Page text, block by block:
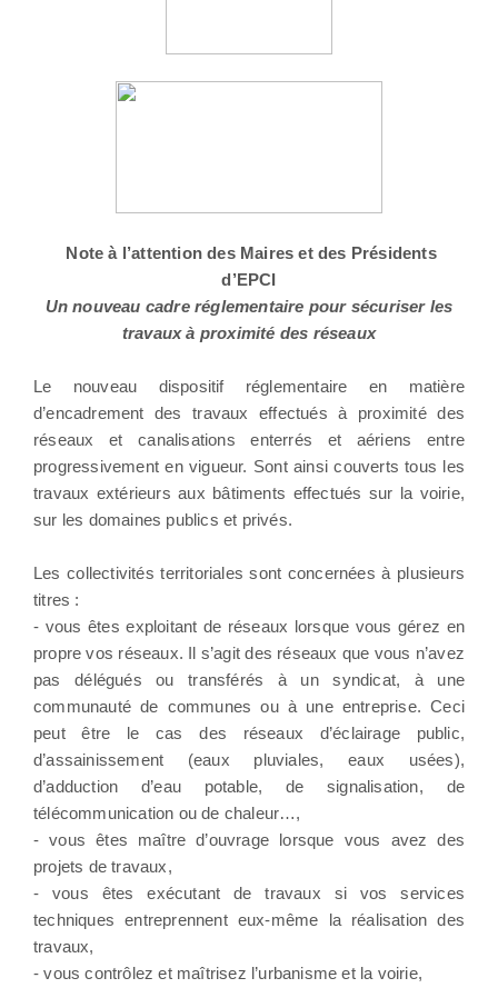
Note à l’attention des Maires et des Présidents
d’EPCI
Un nouveau cadre réglementaire pour sécuriser les
travaux à proximité des réseaux
Le nouveau dispositif réglementaire en matière
d’encadrement des travaux effectués à proximité des
réseaux et canalisations enterrés et aériens entre
progressivement en vigueur. Sont ainsi couverts tous les
travaux extérieurs aux bâtiments effectués sur la voirie,
sur les domaines publics et privés.
Les collectivités territoriales sont concernées à plusieurs
titres :
- vous êtes exploitant de réseaux lorsque vous gérez en
propre vos réseaux. Il s’agit des réseaux que vous n’avez
pas délégués ou transférés à un syndicat, à une
communauté de communes ou à une entreprise. Ceci
peut être le cas des réseaux d’éclairage public,
d’assainissement (eaux pluviales, eaux usées),
d’adduction d’eau potable, de signalisation, de
télécommunication ou de chaleur…,
- vous êtes maître d’ouvrage lorsque vous avez des
projets de travaux,
- vous êtes exécutant de travaux si vos services
techniques entreprennent eux-même la réalisation des
travaux,
- vous contrôlez et maîtrisez l’urbanisme et la voirie,